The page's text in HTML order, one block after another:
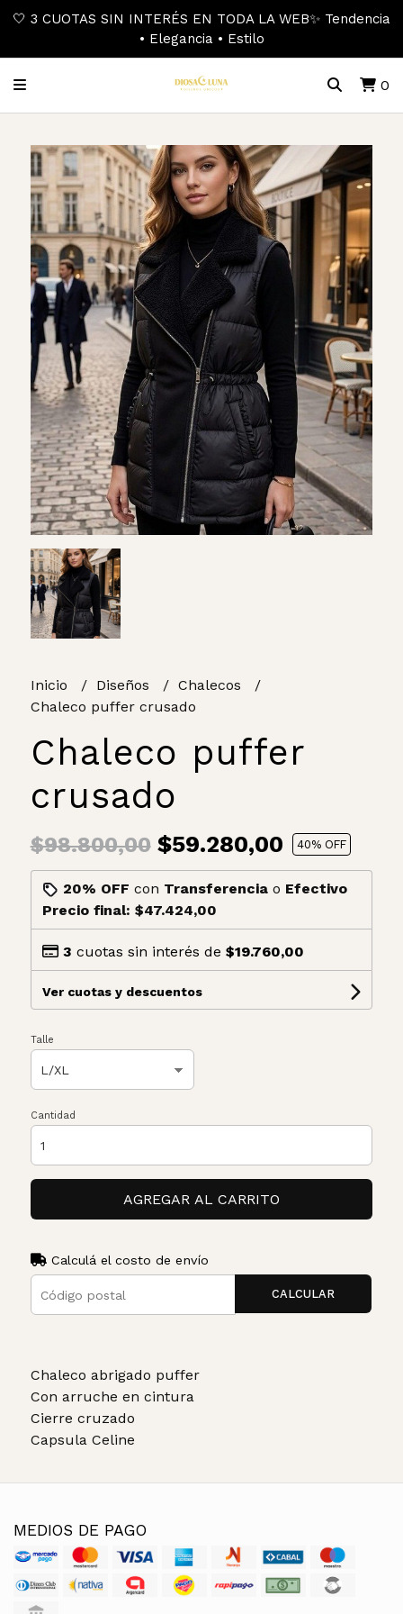
🤍 3 CUOTAS SIN INTERÉS EN TODA LA WEB✨ Tendencia
• Elegancia • Estilo
0
Inicio Diseños
Chalecos
Chaleco puffer crusado
Chaleco puffer
crusado
$98.800,00$59.280,00 40% OFF
20% OFF con Transferenciao Efectivo
Precio final: $47.424,00
3 cuotas sin interés de $19.760,00
Ver cuotas y descuentos
Talle
Cantidad
AGREGAR AL CARRITO
Calculá el costo de envío
CALCULAR
Chaleco abrigado puffer
Con arruche en cintura
Cierre cruzado
Capsula Celine
MEDIOS DE PAGO